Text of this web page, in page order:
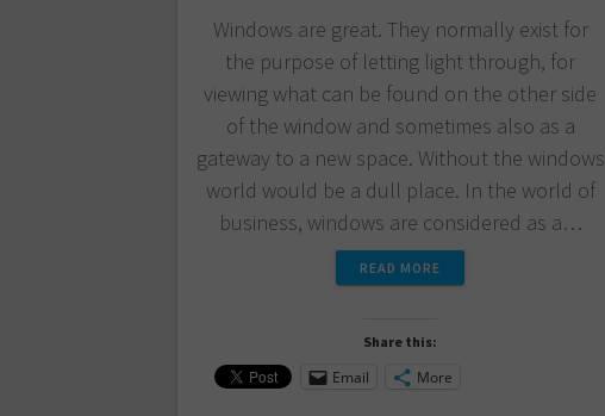
Windows are great. They normally exist for
the purpose of letting light through, for
viewing what can be found on the other side
of the window and sometimes also as a
gateway to a new space. Without the windows
world would be a dull place. In the world of
business, windows are considered as a…
READ MORE
Share this:
Email More